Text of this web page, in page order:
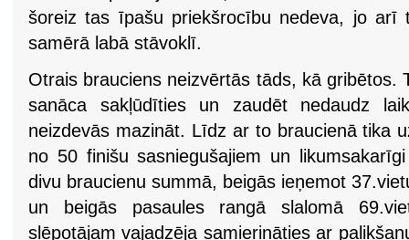
šoreiz tas īpašu priekšrocību nedeva, jo arī
samērā labā stāvoklī.
Otrais brauciens neizvērtās tāds, kā gribētos.
sanāca sakļūdīties un zaudēt nedaudz
neizdevās mazināt. Līdz ar to braucienā tika
no 50 finišu sasniegušajiem un
divu braucienu summā, beigās ieņemot
un beigās pasaules rangā slalomā
slēpotājam vajadzēja samierināties ar